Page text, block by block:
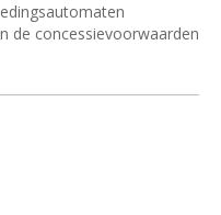
de concessievoorwaarden